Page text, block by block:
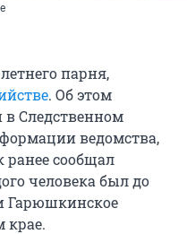
парня,
. Об этом
в Следственном
ведомства,
ранее сообщал
человека был до
Гарюшкинское
крае.